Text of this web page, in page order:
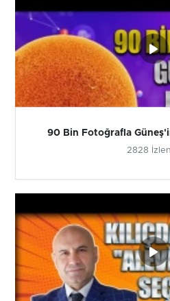
90 Bin Fotoğrafla
2828